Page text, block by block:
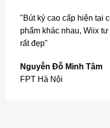
"Bút ký cao cấp hiện tại
phẩm khác nhau, Wiix
rất đẹp"
Nguyễn Đỗ Minh Tâm
FPT Hà Nội